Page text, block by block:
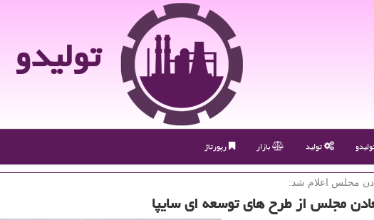
تولیدو
تولید بازار رپورتاژ
مجلس اعلام شد:
مجلس از طرح های توسعه ای سایپا